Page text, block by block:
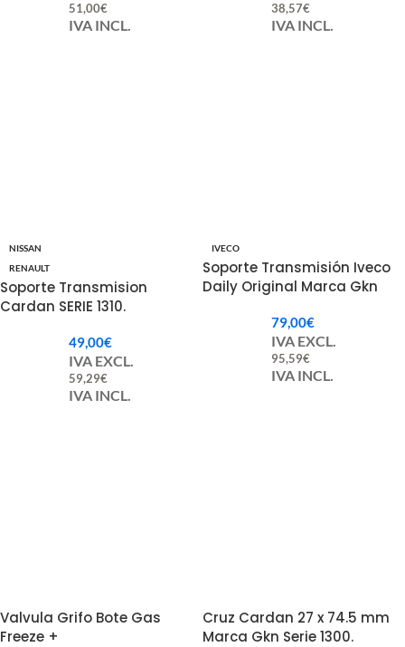
51,00€
IVA INCL.
38,57€
IVA INCL.
NISSAN
RENAULT
Soporte Transmision
Cardan SERIE 1310.
49,00€
IVA EXCL.
59,29€
IVA INCL.
IVECO
Soporte Transmisión Iveco
Daily Original Marca Gkn
79,00€
IVA EXCL.
95,59€
IVA INCL.
Valvula Grifo Bote Gas
Freeze +
Cruz Cardan 27 x 74.5 mm
Marca Gkn Serie 1300.